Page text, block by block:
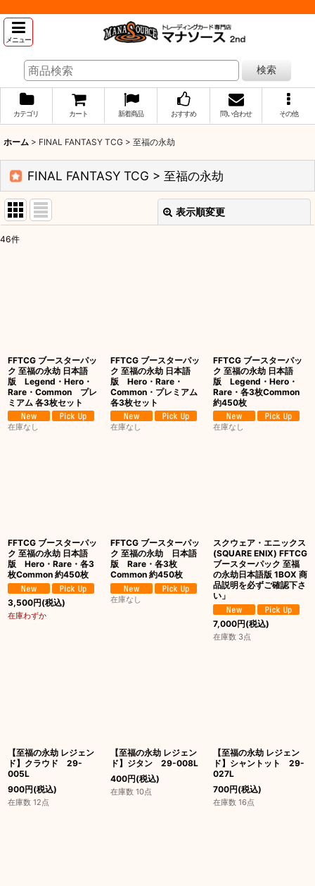
メニュー
検索
カテゴリ カート 新着商品 おすすめ 問い合わせ その他
ホーム > FINAL FANTASY TCG > 至福の永劫
FINAL FANTASY TCG > 至福の永劫
表示順変更
46件
FFTCG ブースターパッ
ク 至福の永劫 日本語
版 Legend・Hero・
Rare・Common プレ
ミアム 各3枚セット
在庫なし
FFTCG ブースターパッ
ク 至福の永劫 日本語
版 Hero・Rare・
Common・プレミアム
各3枚セット
在庫なし
FFTCG ブースターパッ
ク 至福の永劫 日本語
版 Legend・Hero・
Rare・各3枚Common
約450枚
在庫なし
FFTCG ブースターパッ
ク 至福の永劫 日本語
版 Hero・Rare・各3
枚Common 約450枚
3,500円(税込)
在庫わずか
FFTCG ブースターパッ
ク 至福の永劫 日本語
版 Rare・各3枚
Common 約450枚
在庫なし
スクウェア・エニックス
(SQUARE ENIX) FFTCG
ブースターパック 至福
の永劫日本語版 1BOX 商
品説明を必ずご確認下さ
い」
7,000円(税込)
在庫数 3点
【至福の永劫 レジェン
ド】クラウド 29-
005L
900円(税込)
在庫数 12点
【至福の永劫 レジェン
ド】ジタン 29-008L
400円(税込)
在庫数 10点
【至福の永劫 レジェン
ド】シャントット 29-
027L
700円(税込)
在庫数 16点